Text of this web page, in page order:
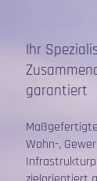
Ihr
garantiert
Wohn-,